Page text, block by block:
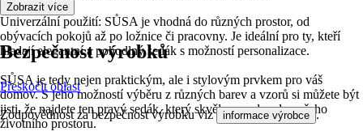
Univerzální použití: SŮSA je vhodná do různých prostor, od
obývacích pokojů až po ložnice či pracovny. Je ideální pro ty, kteří
hledají elegantní a pohodlný sedák s možností personalizace.
SŮSA je tedy nejen praktickým, ale i stylovým prvkem pro váš
domov. S jeho možností výběru z různých barev a vzorů si můžete být
jisti, že najdete ten pravý sedák, který skvěle zapadne do vašeho
životního prostoru.
Zobrazit více
Bezpečnost výrobků
Přeskočit oblast
Zodpovědnost za bezpečnost výrobku viz informace výrobce .